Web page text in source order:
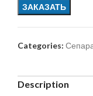
ЗАКАЗАТЬ
Categories:
Description